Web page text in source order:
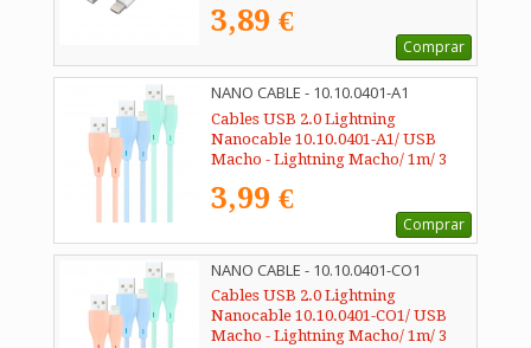
3,89 €
Comprar
NANO CABLE - 10.10.0401-A1
Cables USB 2.0 Lightning
Nanocable 10.10.0401-A1/ USB
Macho - Lightning Macho/ 1m/ 3
3,99 €
Comprar
NANO CABLE - 10.10.0401-CO1
Cables USB 2.0 Lightning
Nanocable 10.10.0401-CO1/ USB
Macho - Lightning Macho/ 1m/ 3